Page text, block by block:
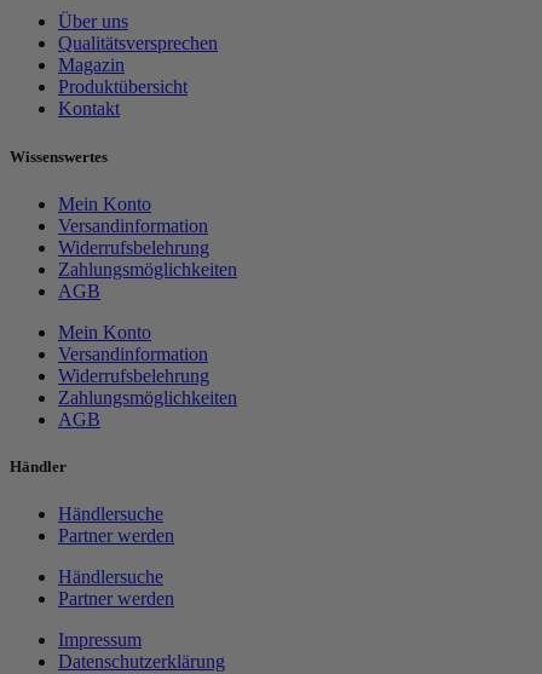
Über uns
Qualitätsversprechen
Magazin
Produktübersicht
Kontakt
Wissenswertes
Mein Konto
Versandinformation
Widerrufsbelehrung
Zahlungsmöglichkeiten
AGB
Mein Konto
Versandinformation
Widerrufsbelehrung
Zahlungsmöglichkeiten
AGB
Händler
Händlersuche
Partner werden
Händlersuche
Partner werden
Impressum
Datenschutzerklärung